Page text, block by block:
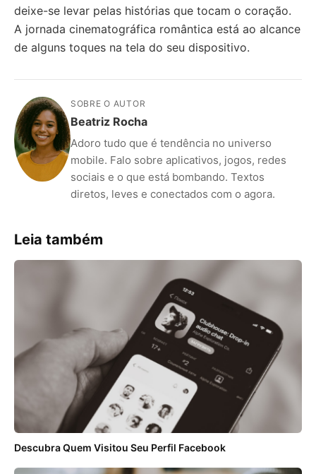
deixe-se levar pelas histórias que tocam o coração.
A jornada cinematográfica romântica está ao alcance
de alguns toques na tela do seu dispositivo.
SOBRE O AUTOR
Beatriz Rocha
Adoro tudo que é tendência no universo
mobile. Falo sobre aplicativos, jogos, redes
sociais e o que está bombando. Textos
diretos, leves e conectados com o agora.
Leia também
Descubra Quem Visitou Seu Perfil Facebook